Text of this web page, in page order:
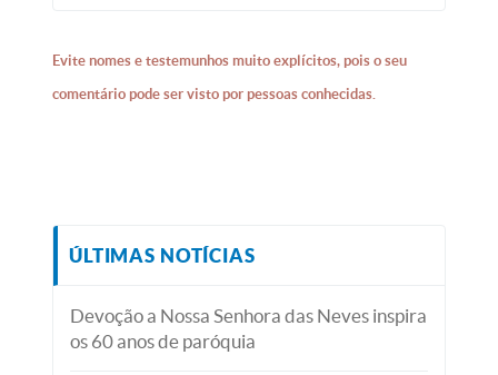
Evite nomes e testemunhos muito explícitos, pois o seu
comentário pode ser visto por pessoas conhecidas.
ÚLTIMAS NOTÍCIAS
Devoção a Nossa Senhora das Neves inspira
os 60 anos de paróquia